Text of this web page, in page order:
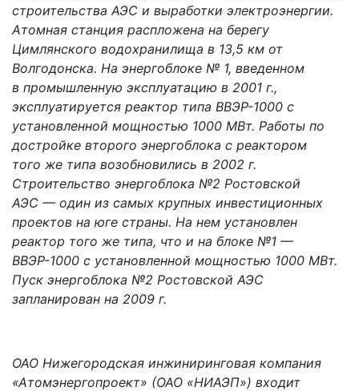
строительства АЭС и выработки электроэнергии.
Атомная станция распложена на берегу
Цимлянского водохранилища в 13,5 км от
Волгодонска. На энергоблоке № 1, введенном
в промышленную эксплуатацию в 2001 г.,
эксплуатируется реактор типа ВВЭР-1000 с
установленной мощностью 1000 МВт. Работы по
достройке второго энергоблока с реактором
того же типа возобновились в 2002 г.
Строительство энергоблока №2 Ростовской
АЭС — один из самых крупных инвестиционных
проектов на юге страны. На нем установлен
реактор того же типа, что и на блоке №1 —
ВВЭР-1000 с установленной мощностью 1000 МВт.
Пуск энергоблока №2 Ростовской АЭС
запланирован на 2009 г.
ОАО Нижегородская инжиниринговая компания
«Атомэнергопроект» (ОАО «НИАЭП») входит